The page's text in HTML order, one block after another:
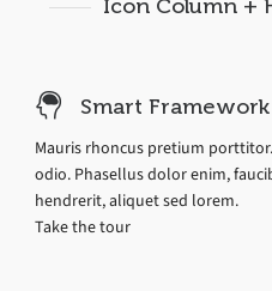
Icon Column +
Smart Framework
Mauris rhoncus pretium
odio. Phasellus dolor enim,
hendrerit, aliquet sed lorem.
Take the tour